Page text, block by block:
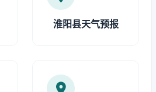
淮阳县天气预报